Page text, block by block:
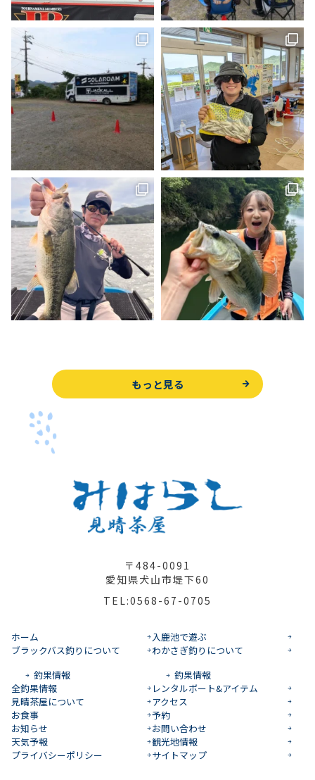
もっと見る
〒484-0091
愛知県犬山市堤下60
TEL:0568-67-0705
ホーム
入鹿池で遊ぶ
ブラックバス釣りについて
釣果情報
わかさぎ釣りについて
釣果情報
全釣果情報
レンタルボート&アイテム
見晴茶屋について
アクセス
お食事
予約
お知らせ
お問い合わせ
天気予報
観光地情報
プライバシーポリシー
サイトマップ